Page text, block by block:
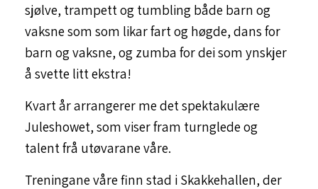
sjølve, trampett og tumbling både barn og
vaksne som som likar fart og høgde, dans for
barn og vaksne, og zumba for dei som ynskjer
å svette litt ekstra!
Kvart år arrangerer me det spektakulære
Juleshowet, som viser fram turnglede og
talent frå utøvarane våre.
Treningane våre finn stad i Skakkehallen, der